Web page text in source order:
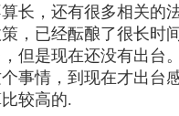
长，还有很多相关的
，已经酝酿了很长时
但是现在还没有出台
事情，到现在才出台
较高的.